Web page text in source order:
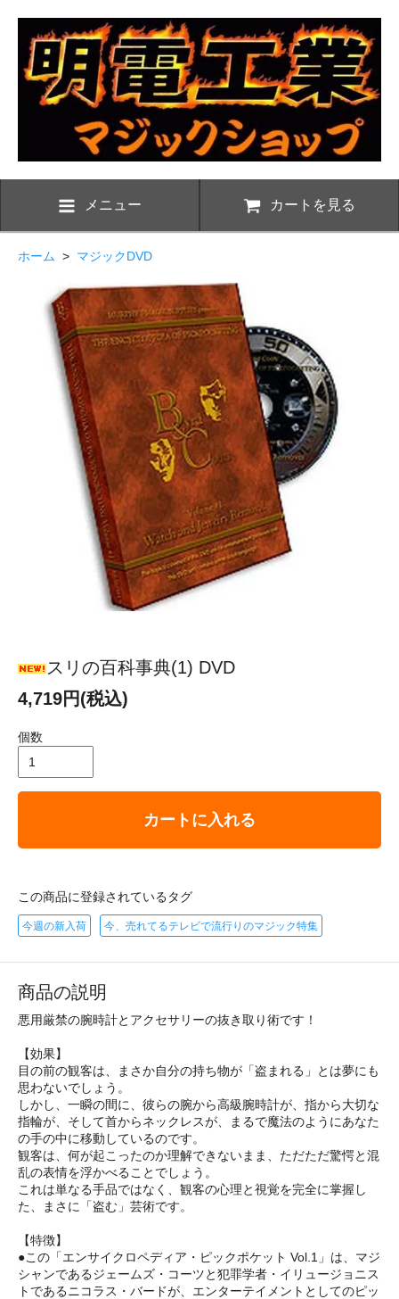
メニュー カートを見る
ホーム > マジックDVD
スリの百科事典(1) DVD
4,719円(税込)
個数
カートに入れる
この商品に登録されているタグ
今週の新入荷 今、売れてるテレビで流行りのマジック特集
商品の説明
悪用厳禁の腕時計とアクセサリーの抜き取り術です！
【効果】
目の前の観客は、まさか自分の持ち物が「盗まれる」とは夢にも
思わないでしょう。
しかし、一瞬の間に、彼らの腕から高級腕時計が、指から大切な
指輪が、そして首からネックレスが、まるで魔法のようにあなた
の手の中に移動しているのです。
観客は、何が起こったのか理解できないまま、ただただ驚愕と混
乱の表情を浮かべることでしょう。
これは単なる手品ではなく、観客の心理と視覚を完全に掌握し
た、まさに「盗む」芸術です。
【特徴】
●この「エンサイクロペディア・ピックポケット Vol.1」は、マジ
シャンであるジェームズ・コーツと犯罪学者・イリュージョニス
トであるニコラス・バードが、エンターテイメントとしてのピッ